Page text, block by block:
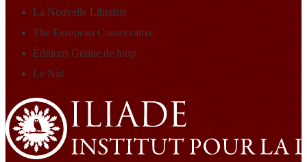
La Nouvelle Librairie
The European Conservative
Éditions Graine de loup
Le Nid